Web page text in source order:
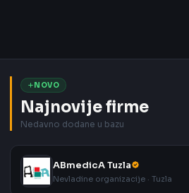
NOVO
Najnovije firme
Nedavno dodane u bazu
ABmedicA Tuzla
Nevladine organizacije · Tuzla